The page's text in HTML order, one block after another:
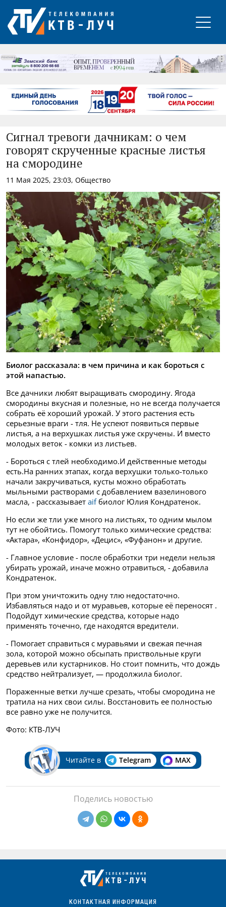
РЕКЛАМА
Сигнал тревоги дачникам: о чем
говорят скрученные красные листья
на смородине
11 Мая 2025, 23:03, Общество
Биолог рассказала: в чем причина и как бороться с
этой напастью.
Все дачники любят выращивать смородину. Ягода
смородины вкусная и полезные, но не всегда получается
собрать её хороший урожай. У этого растения есть
серьезные враги - тля. Не успеют появиться первые
листья, а на верхушках листья уже скручены. И вместо
молодых веток - комки из листьев.
- Бороться с тлей необходимо.И действенные методы
есть.На ранних этапах, когда верхушки только-только
начали закручиваться, кусты можно обработать
мыльными растворами с добавлением вазелинового
масла, - рассказывает aifбиолог Юлия Кондратенок.
Но если же тли уже много на листьях, то одним мылом
тут не обойтись. Помогут только химические средства:
«Актара», «Конфидор», «Децис», «Фуфанон» и другие.
- Главное условие - после обработки три недели нельзя
убирать урожай, иначе можно отравиться, - добавила
Кондратенок.
При этом уничтожить одну тлю недостаточно.
Избавляться надо и от муравьев, которые её переносят .
Подойдут химические средства, которые надо
применять точечно, где находятся вредители.
- Помогает справиться с муравьями и свежая печная
зола, которой можно обсыпать приствольные круги
деревьев или кустарников. Но стоит помнить, что дождь
средство нейтрализует, — продолжила биолог.
Пораженные ветки лучше срезать, чтобы смородина не
тратила на них свои силы. Восстановить ее полностью
все равно уже не получится.
Фото: КТВ-ЛУЧ
Читайте в Telegram MAX
Поделись новостью
КОНТАКТНАЯ ИНФОРМАЦИЯ